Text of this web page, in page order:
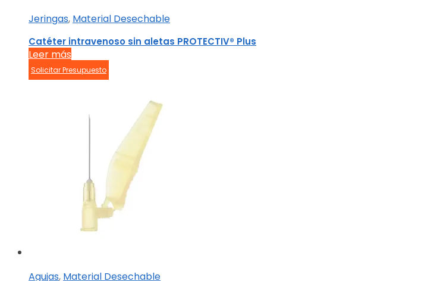
Jeringas, Material Desechable
Catéter intravenoso sin aletas PROTECTIV® Plus
Leer más
Solicitar Presupuesto
Agujas, Material Desechable